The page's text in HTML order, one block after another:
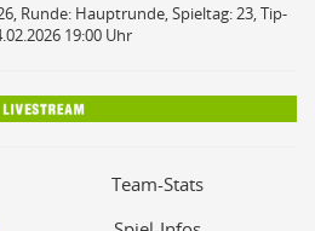
Runde: Hauptrunde, Spieltag: 23, Tip-
19:00 Uhr
Team-Stats